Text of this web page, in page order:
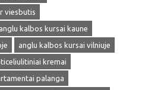
viesbutis
anglu kalbos kursai kaune
anglu kalbos kursai vilniuje
kremai
palanga